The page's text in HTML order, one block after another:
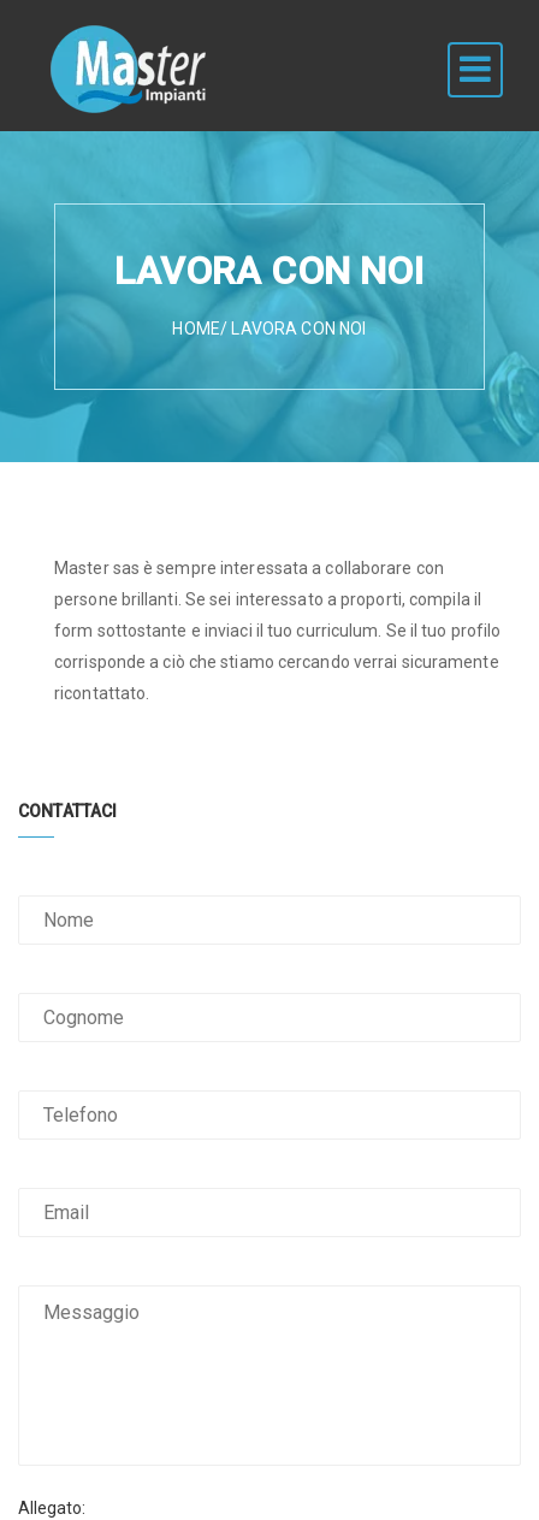
LAVORA CON NOI
HOME/ LAVORA CON NOI
Master sas è sempre interessata a collaborare con
persone brillanti. Se sei interessato a proporti, compila il
form sottostante e inviaci il tuo curriculum. Se il tuo profilo
corrisponde a ciò che stiamo cercando verrai sicuramente
ricontattato.
CONTATTACI
Allegato: